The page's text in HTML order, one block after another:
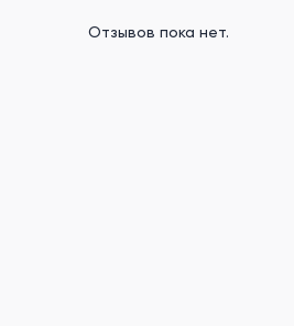
Отзывов пока нет.